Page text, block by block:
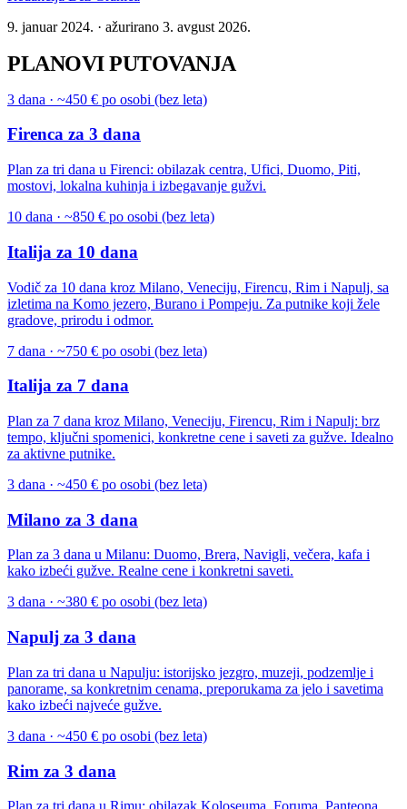
9. januar 2024. · ažurirano 3. avgust 2026.
PLANOVI PUTOVANJA
3 dana · ~450 € po osobi (bez leta)
Firenca za 3 dana
Plan za tri dana u Firenci: obilazak centra, Ufici, Duomo, Piti,
mostovi, lokalna kuhinja i izbegavanje gužvi.
10 dana · ~850 € po osobi (bez leta)
Italija za 10 dana
Vodič za 10 dana kroz Milano, Veneciju, Firencu, Rim i Napulj, sa
izletima na Komo jezero, Burano i Pompeju. Za putnike koji žele
gradove, prirodu i odmor.
7 dana · ~750 € po osobi (bez leta)
Italija za 7 dana
Plan za 7 dana kroz Milano, Veneciju, Firencu, Rim i Napulj: brz
tempo, ključni spomenici, konkretne cene i saveti za gužve. Idealno
za aktivne putnike.
3 dana · ~450 € po osobi (bez leta)
Milano za 3 dana
Plan za 3 dana u Milanu: Duomo, Brera, Navigli, večera, kafa i
kako izbeći gužve. Realne cene i konkretni saveti.
3 dana · ~380 € po osobi (bez leta)
Napulj za 3 dana
Plan za tri dana u Napulju: istorijsko jezgro, muzeji, podzemlje i
panorame, sa konkretnim cenama, preporukama za jelo i savetima
kako izbeći najveće gužve.
3 dana · ~450 € po osobi (bez leta)
Rim za 3 dana